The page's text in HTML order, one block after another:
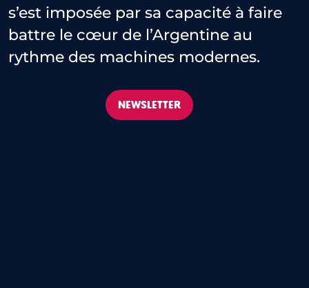
s’est imposée par sa capacité à faire
battre le cœur de l’Argentine au
rythme des machines modernes.
NEWSLETTER